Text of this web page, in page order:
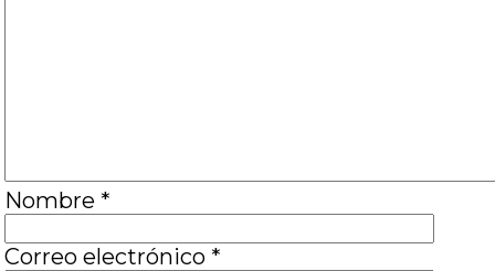
Nombre *
Correo electrónico *